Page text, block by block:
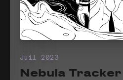
Juil 2023
Nebula Tracker